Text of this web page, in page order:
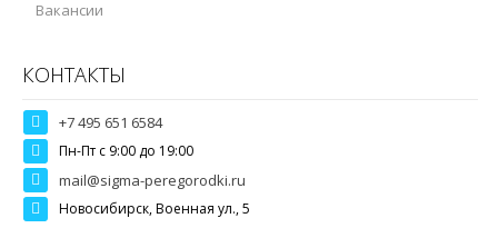
Вакансии
КОНТАКТЫ
+7 495 651 6584
Пн-Пт c 9:00 до 19:00
mail@sigma-peregorodki.ru
Новосибирск, Военная ул., 5